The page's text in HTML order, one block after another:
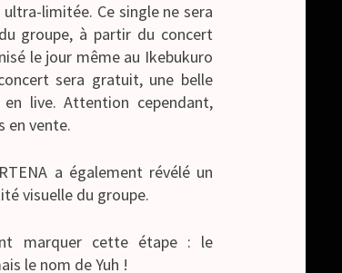
limitée. Ce single ne sera
groupe, à partir du concert
le jour même au Ikebukuro
sera gratuit, une belle
live. Attention cependant,
en vente.
a également révélé un
visuelle du groupe.
marquer cette étape : le
le nom de Yuh !